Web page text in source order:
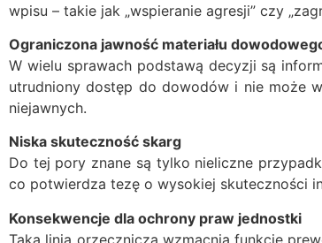
wpisu – takie jak „wspieranie agresji” czy
Ograniczona jawność materiału
W wielu sprawach podstawą decyzji są
utrudniony dostęp do dowodów i nie może
niejawnych.
Niska skuteczność skarg
Do tej pory znane są tylko nieliczne
co potwierdza tezę o wysokiej skuteczności
Konsekwencje dla ochrony praw jednostki
Taka linia orzecznicza wzmacnia funkcję